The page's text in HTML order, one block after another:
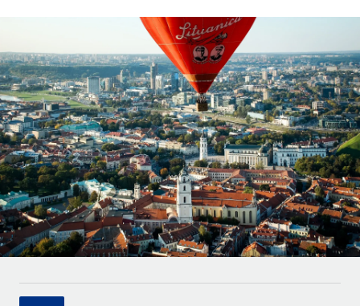
Integra y gestiona a autónomos globalmente.
PEO
Externaliza tareas laborales complejas.
INFRAESTRUCTURA
Conexión Remote
Integra los RR. HH. en tus flujos de trabajo sin
complicaciones.
Plataforma
Funciones esenciales de RR. HH. integradas para tu
Conectar
ETAPAS DE CRECIMIENTO
Startups
Soluciones ágiles de RR. HH. globales y nóminas para
empresas en crecimiento.
Mediana empresa
Amplía tu equipo con soluciones de RR. HH.
personalizadas.
Empresa
RR. HH. globales para grandes empresas.
ASOCIARSE
Descubre opciones de divisas y tiempos de pago para
autónomos globales.
APRENDIZAJE CON REMOTE
Guías y recursos
Casos prácticos
Glosario de RR. HH.
Listas de verificación y plantillas
Biblioteca de descripciones de puestos
Webinarios
Français
Deutsch
Español
Italiano
Português (Portugal)
日本語
한국어